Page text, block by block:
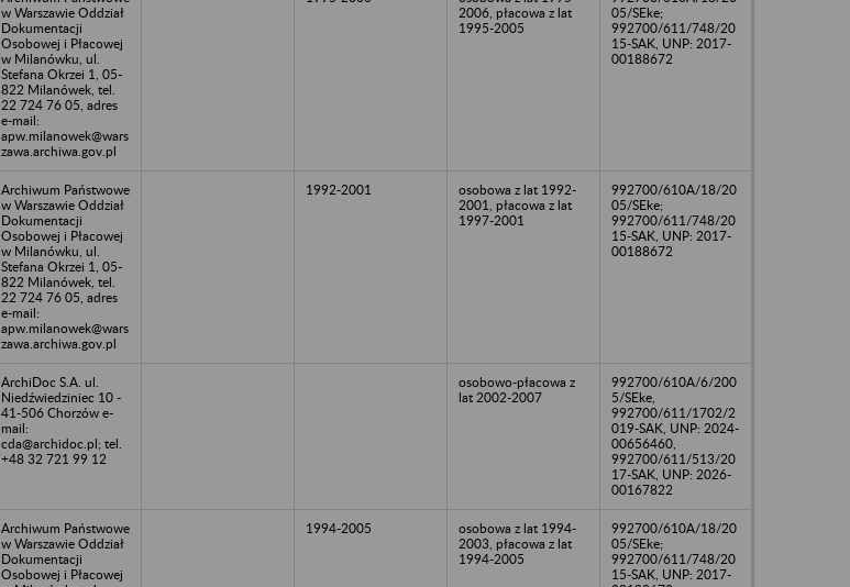
w Warszawie Oddział
Dokumentacji
Osobowej i Płacowej
w Milanówku, ul.
Stefana Okrzei 1, 05-
822 Milanówek, tel.
22 724 76 05, adres
e-mail:
apw.milanowek@wars
zawa.archiwa.gov.pl
2006, płacowa z lat
1995-2005
05/SEke;
992700/611/748/20
15-SAK, UNP: 2017-
00188672
Archiwum Państwowe
w Warszawie Oddział
Dokumentacji
Osobowej i Płacowej
w Milanówku, ul.
Stefana Okrzei 1, 05-
822 Milanówek, tel.
22 724 76 05, adres
e-mail:
apw.milanowek@wars
zawa.archiwa.gov.pl
1992-2001
osobowa z lat 1992-
2001, płacowa z lat
1997-2001
992700/610A/18/20
05/SEke;
992700/611/748/20
15-SAK, UNP: 2017-
00188672
ArchiDoc S.A. ul.
Niedźwiedziniec 10 -
41-506 Chorzów e-
mail:
cda@archidoc.pl; tel.
+48 32 721 99 12
osobowo-płacowa z
lat 2002-2007
992700/610A/6/200
5/SEke,
992700/611/1702/2
019-SAK, UNP: 2024-
00656460,
992700/611/513/20
17-SAK, UNP: 2026-
00167822
Archiwum Państwowe
w Warszawie Oddział
Dokumentacji
Osobowej i Płacowej
1994-2005
osobowa z lat 1994-
2003, płacowa z lat
1994-2005
992700/610A/18/20
05/SEke;
992700/611/748/20
15-SAK, UNP: 2017-